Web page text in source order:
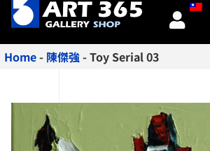
Home- 陳傑強-Toy Serial 03